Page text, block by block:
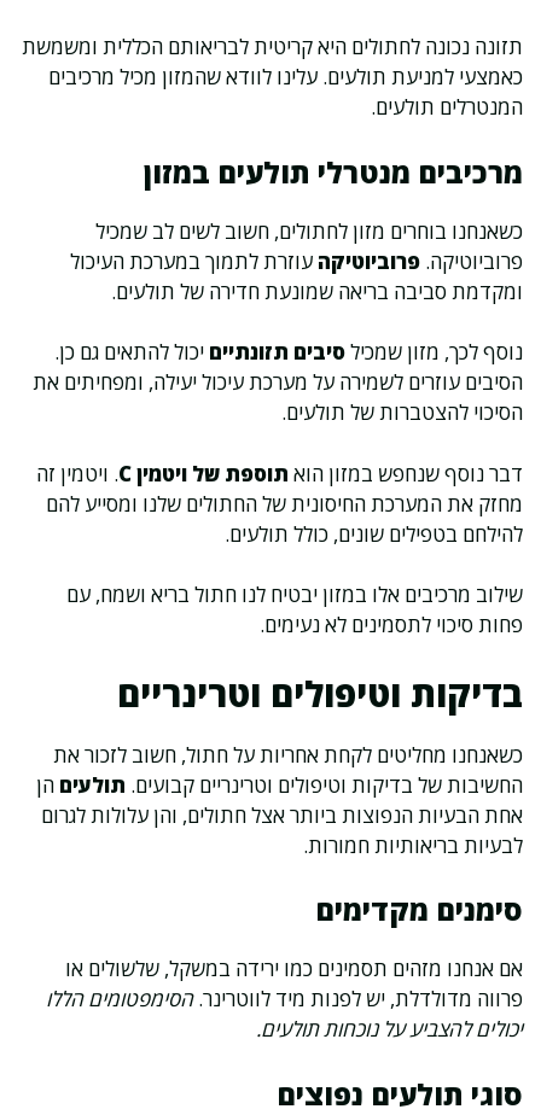
תזונה נכונה לחתולים היא קריטית לבריאותם הכללית ומשמשת
כאמצעי למניעת תולעים. עלינו לוודא שהמזון מכיל מרכיבים
המנטרלים תולעים.
מרכיבים מנטרלי תולעים במזון
כשאנחנו בוחרים מזון לחתולים, חשוב לשים לב שמכיל
פרוביוטיקה. פרוביוטיקה עוזרת לתמוך במערכת העיכול
ומקדמת סביבה בריאה שמונעת חדירה של תולעים.
נוסף לכך, מזון שמכילסיבים תזונתיים יכול להתאים גם כן.
הסיבים עוזרים לשמירה על מערכת עיכול יעילה, ומפחיתים את
הסיכוי להצטברות של תולעים.
דבר נוסף שנחפש במזון הוא תוספת של ויטמין C
. ויטמין זה
מחזק את המערכת החיסונית של החתולים שלנו ומסייע להם
להילחם בטפילים שונים, כולל תולעים.
שילוב מרכיבים אלו במזון יבטיח לנו חתול בריא ושמח, עם
פחות סיכוי לתסמינים לא נעימים.
בדיקות וטיפולים וטרינריים
כשאנחנו מחליטים לקחת אחריות על חתול, חשוב לזכור את
החשיבות של בדיקות וטיפולים וטרינריים קבועים. תולעים הן
אחת הבעיות הנפוצות ביותר אצל חתולים, והן עלולות לגרום
לבעיות בריאותיות חמורות.
סימנים מקדימים
אם אנחנו מזהים תסמינים כמו ירידה במשקל, שלשולים או
פרווה מדולדלת, יש לפנות מיד לווטרינר.הסימפטומים הללו
יכולים להצביע על נוכחות תולעים.
סוגי תולעים נפוצים